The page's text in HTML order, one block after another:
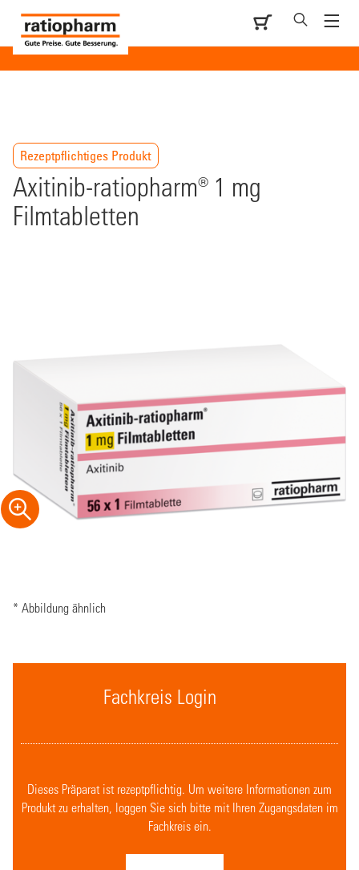
Rezeptpflichtiges Produkt
Axitinib-ratiopharm® 1 mg
Filmtabletten
* Abbildung ähnlich
Fachkreis Login
Dieses Präparat ist rezeptpflichtig. Um weitere Informationen zum
Produkt zu erhalten, loggen Sie sich bitte mit Ihren Zugangsdaten im
Fachkreis ein.